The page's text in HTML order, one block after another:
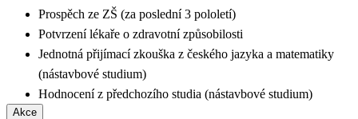
Prospěch ze ZŠ (za poslední 3 pololetí)
Potvrzení lékaře o zdravotní způsobilosti
Jednotná přijímací zkouška z českého jazyka a matematiky
(nástavbové studium)
Hodnocení z předchozího studia (nástavbové studium)
Akce